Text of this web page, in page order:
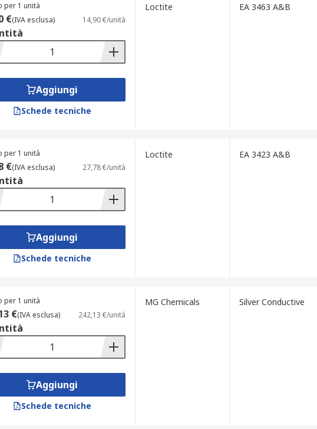
per 1 unità
€(IVA esclusa) 14,90 €/unità
Aggiungi
Schede tecniche
Loctite EA 3463 A&B
per 1 unità
€(IVA esclusa) 27,78 €/unità
Aggiungi
Schede tecniche
Loctite EA 3423 A&B
per 1 unità
€(IVA esclusa) 242,13 €/unità
Aggiungi
Schede tecniche
MG Chemicals Silver Conductive